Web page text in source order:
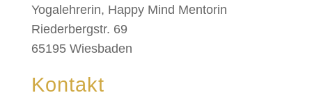
Yogalehrerin, Happy Mind Mentorin
Riederbergstr. 69
65195 Wiesbaden
Kontakt